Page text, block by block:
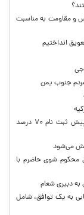
و مقاومت به مناسبت
انداختیم
جنوب یمن
صدور بیش از ۹۰ درصد هدایت تحصیلی نهمی ها/ پیش ثبت نام ۷۰ درصد
می‌شود
محکوم شوی حاضرم با
دبیری شعام
به یک توافق، شامل